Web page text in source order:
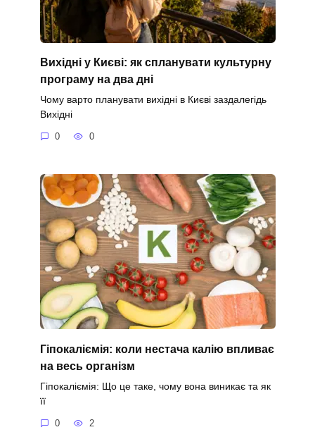
Вихідні у Києві: як спланувати культурну
програму на два дні
Чому варто планувати вихідні в Києві заздалегідь
Вихідні
0 0
Гіпокаліємія: коли нестача калію впливає
на весь організм
Гіпокаліємія: Що це таке, чому вона виникає та як
її
0 2